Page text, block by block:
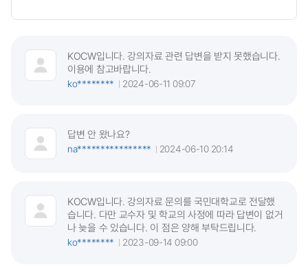
KOCW입니다. 강의자료 관련 답변을 받지 못했습니다.
이용에 참고바랍니다.
ko********
2024-06-11 09:07
답변 안 왔나요?
na****************
2024-06-10 20:14
KOCW입니다. 강의자료 문의를 국민대학교로 전달했
습니다. 다만 교수자 및 학교의 사정에 따라 답변이 없거
나 늦을 수 있습니다. 이 점은 양해 부탁드립니다.
ko********
2023-09-14 09:00